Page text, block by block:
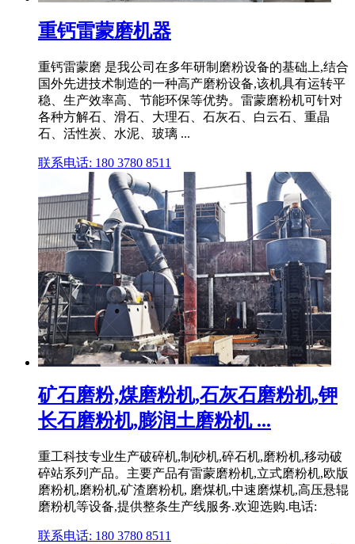
重钙雷蒙磨机器
重钙雷蒙磨 是我公司在多年研制磨粉设备的基础上,结合
国外先进技术制造的一种高产磨粉设备,该机具有运转平
稳、生产效率高、节能环保等优势。雷蒙磨粉机可针对
各种方解石、滑石、大理石、石灰石、白云石、重晶
石、活性炭、水泥、玻璃 ...
联系电话: 180 3780 8511
矿石磨粉,煤磨粉机,石灰石磨粉机,钾
长石磨粉机,膨润土磨粉机 ...
重工科技专业生产破碎机,制砂机,碎石机,磨粉机,移动破
碎站系列产品。主要产品有雷蒙磨粉机,立式磨粉机,欧版
磨粉机,磨粉机,矿渣磨粉机, 磨煤机,中速磨煤机,高压悬辊
磨粉机等设备,提供整条生产线服务.欢迎选购.电话:
联系电话: 180 3780 8511